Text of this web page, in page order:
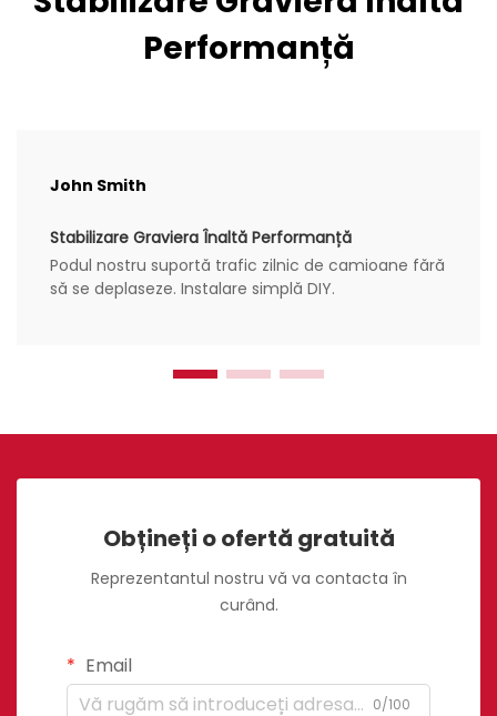
Performanță
John Smith
Stabilizare Graviera Înaltă Performanță
Podul nostru suportă trafic zilnic de camioane fără
să se deplaseze. Instalare simplă DIY.
Obțineți o ofertă gratuită
Reprezentantul nostru vă va contacta în
curând.
Email
0/100